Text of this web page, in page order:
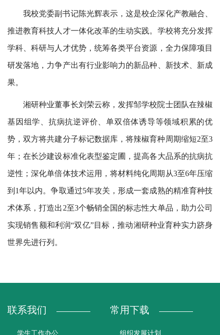
我校党委副书记陈光辉表示，这是校企深化产教融合、
推进教育科技人才一体化改革的生动实践。学校将充分发挥
学科、科研与人才优势，统筹各类平台资源，全力保障项目
研发落地，力争产出有行业影响力的新品种、新技术、新成
果。
湘研种业董事长刘荣云称，发挥邹学校院士团队在辣椒
基因组学、抗病抗逆评价、单双倍体诱导等领域积累的优
势，双方将共建分子标记数据库，将辣椒育种周期缩短2至3
年；在长沙建设标准化表型鉴定圃，提高各大品系的抗病抗
逆性；深化单倍体技术运用，将材料纯化周期从3至6年压缩
到1年以内。争取通过5年攻关，形成一套成熟的精准育种技
术体系，打造出2至3个畅销全国的标志性大单品，助力公司
实现销售额和利润“双亿”目标，推动湘研种业育种实力跻身
世界先进行列。
联系我们
学生工作办公
常用下载
组织发展计划